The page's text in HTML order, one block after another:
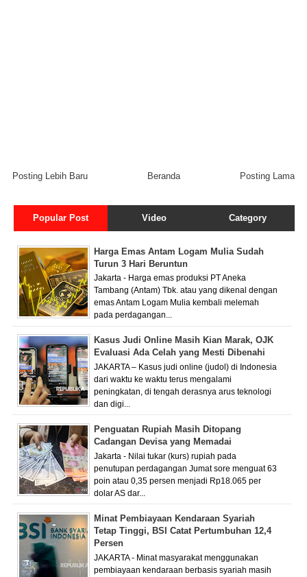
Posting Lebih Baru Posting Lama
Beranda
Popular Post Video Category
Harga Emas Antam Logam Mulia Sudah
Turun 3 Hari Beruntun
Jakarta - Harga emas produksi PT Aneka
Tambang (Antam) Tbk. atau yang dikenal dengan
emas Antam Logam Mulia kembali melemah
pada perdagangan...
Kasus Judi Online Masih Kian Marak, OJK
Evaluasi Ada Celah yang Mesti Dibenahi
JAKARTA – Kasus judi online (judol) di Indonesia
dari waktu ke waktu terus mengalami
peningkatan, di tengah derasnya arus teknologi
dan digi...
Penguatan Rupiah Masih Ditopang
Cadangan Devisa yang Memadai
Jakarta - Nilai tukar (kurs) rupiah pada
penutupan perdagangan Jumat sore menguat 63
poin atau 0,35 persen menjadi Rp18.065 per
dolar AS dar...
Minat Pembiayaan Kendaraan Syariah
Tetap Tinggi, BSI Catat Pertumbuhan 12,4
Persen
JAKARTA - Minat masyarakat menggunakan
pembiayaan kendaraan berbasis syariah masih